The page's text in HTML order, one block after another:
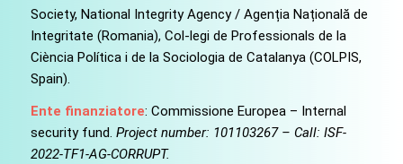
Society, National Integrity Agency / Agenția Națională de
Integritate (Romania), Col-legi de Professionals de la
Ciència Política i de la Sociologia de Catalanya (COLPIS,
Spain).
Ente finanziatore: Commissione Europea – Internal
security fund. Project number: 101103267 – Call: ISF-
2022-TF1-AG-CORRUPT.